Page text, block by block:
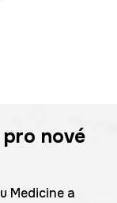
pro nové
Medicine a